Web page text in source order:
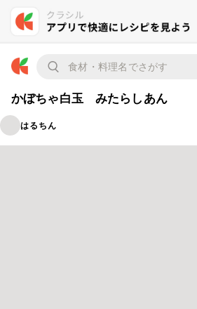
かぼちゃ白玉 みたらしあん
はるちん